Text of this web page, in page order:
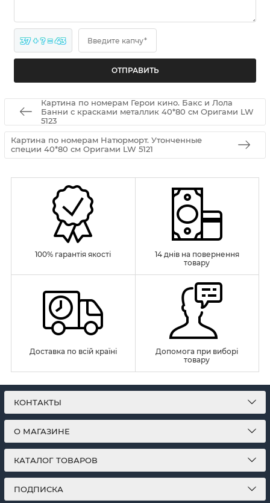
37 + ? = 43 Введите капчу*
Картина по номерам Герои кино. Бакс и Лола
Банни с красками металлик 40*80 см Оригами LW
5123
Картина по номерам Натюрморт. Утонченные
специи 40*80 см Оригами LW 5121
100% гарантія якості
14 днів на повернення
товару
Доставка по всій країні
Допомога при виборі
товару
КОНТАКТЫ
О МАГАЗИНЕ
КАТАЛОГ ТОВАРОВ
ПОДПИСКА